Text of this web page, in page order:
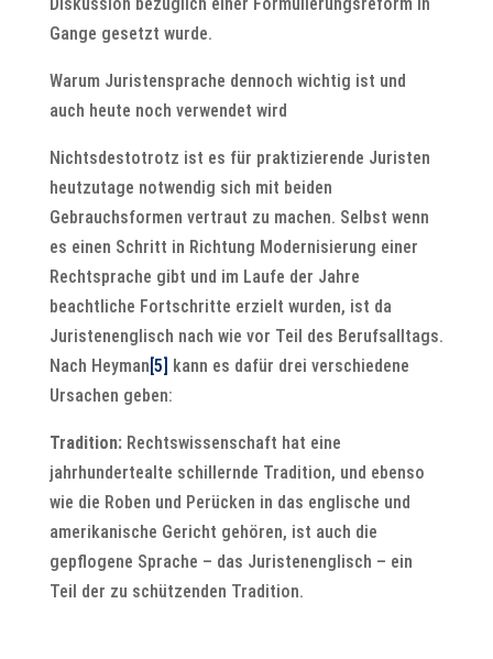
Gange gesetzt wurde.
Warum Juristensprache dennoch wichtig ist und
auch heute noch verwendet wird
Nichtsdestotrotz ist es für praktizierende Juristen
heutzutage notwendig sich mit beiden
Gebrauchsformen vertraut zu machen. Selbst wenn
es einen Schritt in Richtung Modernisierung einer
Rechtsprache gibt und im Laufe der Jahre
beachtliche Fortschritte erzielt wurden, ist da
Juristenenglisch nach wie vor Teil des Berufsalltags.
Nach Heyman[5] kann es dafür drei verschiedene
Ursachen geben:
Tradition: Rechtswissenschaft hat eine
jahrhundertealte schillernde Tradition, und ebenso
wie die Roben und Perücken in das englische und
amerikanische Gericht gehören, ist auch die
gepflogene Sprache – das Juristenenglisch – ein
Teil der zu schützenden Tradition.